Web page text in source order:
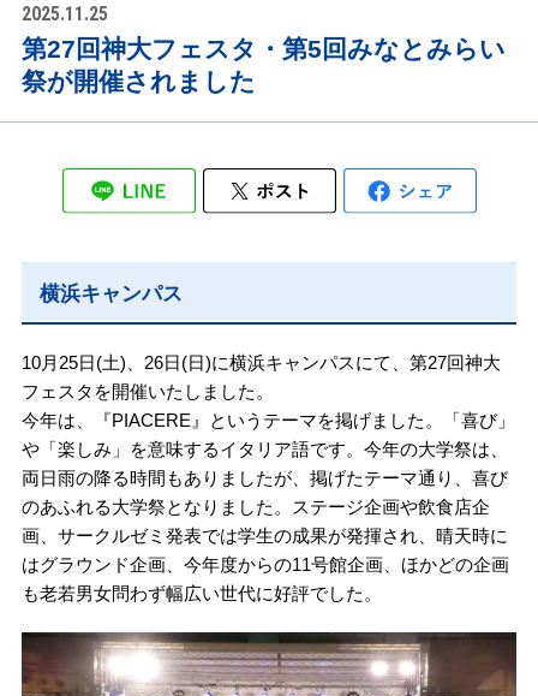
2025.11.25
第27回神大フェスタ・第5回みなとみらい
祭が開催されました
横浜キャンパス
10月25日(土)、26日(日)に横浜キャンパスにて、第27回神大
フェスタを開催いたしました。
今年は、『PIACERE』というテーマを掲げました。「喜び」
や「楽しみ」を意味するイタリア語です。今年の大学祭は、
両日雨の降る時間もありましたが、掲げたテーマ通り、喜び
のあふれる大学祭となりました。ステージ企画や飲食店企
画、サークルゼミ発表では学生の成果が発揮され、晴天時に
はグラウンド企画、今年度からの11号館企画、ほかどの企画
も老若男女問わず幅広い世代に好評でした。